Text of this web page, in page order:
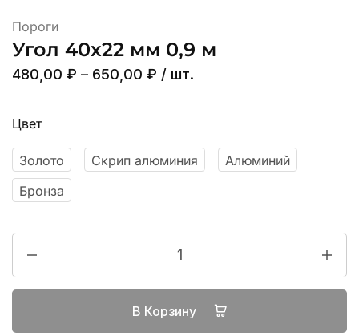
Пороги
Угол 40х22 мм 0,9 м
480,00 ₽ – 650,00 ₽ / шт.
Цвет
Золото Скрип алюминия
Алюминий
Бронза
В Корзину